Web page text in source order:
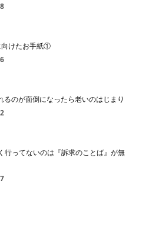
向けたお手紙①
るのが面倒になったら老いのはじまり
行ってないのは『訴求のことば』が無